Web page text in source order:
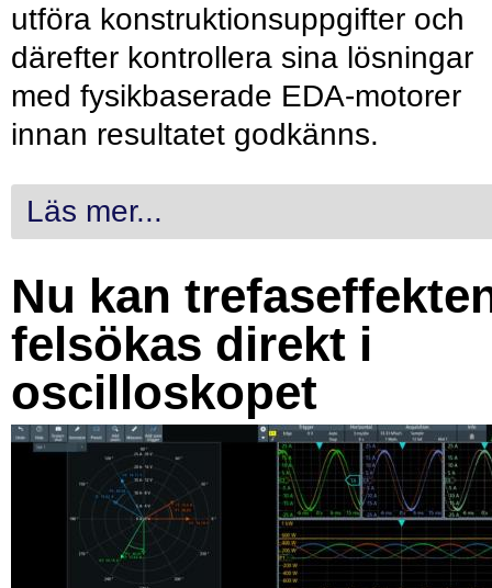
utföra konstruktionsuppgifter och
därefter kontrollera sina lösningar
med fysikbaserade EDA-motorer
innan resultatet godkänns.
Läs mer...
Nu kan
felsökas direkt i
oscilloskopet